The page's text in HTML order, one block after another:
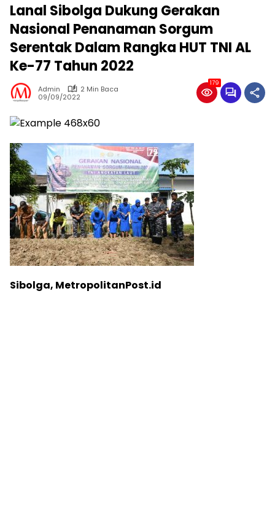
Lanal Sibolga Dukung Gerakan
Nasional Penanaman Sorgum
Serentak Dalam Rangka HUT TNI AL
Ke-77 Tahun 2022
Admin
2 Min Baca
09/09/2022
179
Sibolga, MetropolitanPost.id